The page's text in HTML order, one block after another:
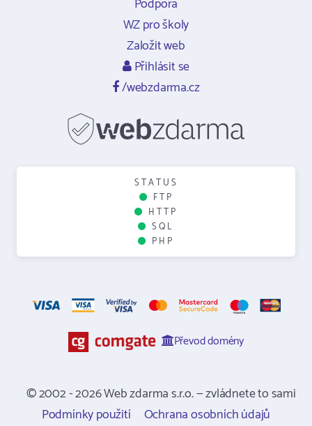
Podpora
WZ pro školy
Založit web
Přihlásit se
/webzdarma.cz
STATUS
FTP
HTTP
SQL
PHP
Převod domény
© 2002 - 2026 Web zdarma s.r.o. — zvládnete to sami
Podmínky použití
Ochrana osobních údajů